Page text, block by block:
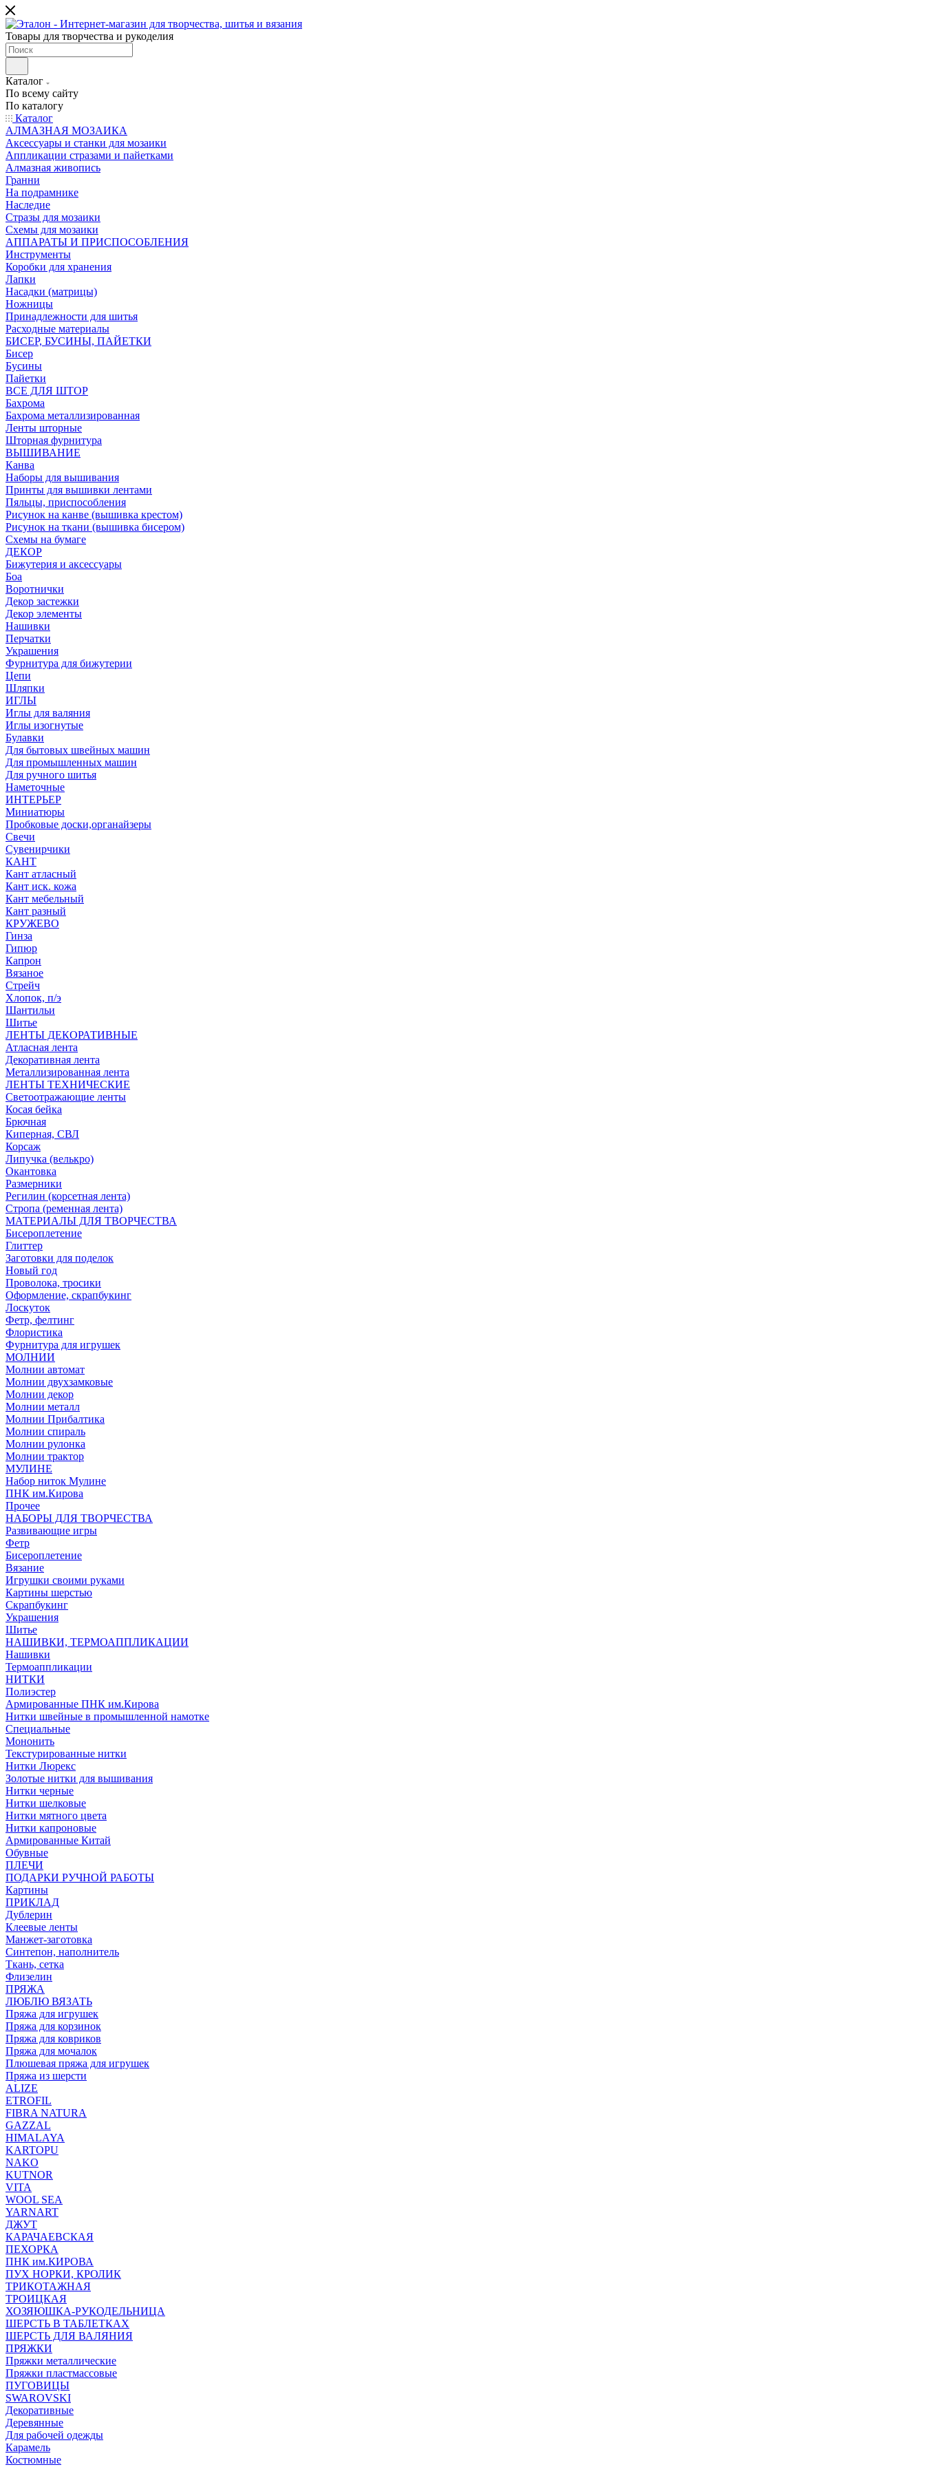
Товары для творчества и рукоделия
Каталог
По всему сайту
По каталогу
Каталог
АЛМАЗНАЯ МОЗАИКА
Аксессуары и станки для мозаики
Аппликации стразами и пайетками
Алмазная живопись
Гранни
На подрамнике
Наследие
Стразы для мозаики
Схемы для мозаики
АППАРАТЫ И ПРИСПОСОБЛЕНИЯ
Инструменты
Коробки для хранения
Лапки
Насадки (матрицы)
Ножницы
Принадлежности для шитья
Расходные материалы
БИСЕР, БУСИНЫ, ПАЙЕТКИ
Бисер
Бусины
Пайетки
ВСЕ ДЛЯ ШТОР
Бахрома
Бахрома металлизированная
Ленты шторные
Шторная фурнитура
ВЫШИВАНИЕ
Канва
Наборы для вышивания
Принты для вышивки лентами
Пяльцы, приспособления
Рисунок на канве (вышивка крестом)
Рисунок на ткани (вышивка бисером)
Схемы на бумаге
ДЕКОР
Бижутерия и аксессуары
Боа
Воротнички
Декор застежки
Декор элементы
Нашивки
Перчатки
Украшения
Фурнитура для бижутерии
Цепи
Шляпки
ИГЛЫ
Иглы для валяния
Иглы изогнутые
Булавки
Для бытовых швейных машин
Для промышленных машин
Для ручного шитья
Наметочные
ИНТЕРЬЕР
Миниатюры
Пробковые доски,органайзеры
Свечи
Сувенирчики
КАНТ
Кант атласный
Кант иск. кожа
Кант мебельный
Кант разный
КРУЖЕВО
Гинза
Гипюр
Капрон
Вязаное
Стрейч
Хлопок, п/э
Шантильи
Шитье
ЛЕНТЫ ДЕКОРАТИВНЫЕ
Атласная лента
Декоративная лента
Металлизированная лента
ЛЕНТЫ ТЕХНИЧЕСКИЕ
Светоотражающие ленты
Косая бейка
Брючная
Киперная, СВЛ
Корсаж
Липучка (велькро)
Окантовка
Размерники
Регилин (корсетная лента)
Стропа (ременная лента)
МАТЕРИАЛЫ ДЛЯ ТВОРЧЕСТВА
Бисероплетение
Глиттер
Заготовки для поделок
Новый год
Проволока, тросики
Оформление, скрапбукинг
Лоскуток
Фетр, фелтинг
Флористика
Фурнитура для игрушек
МОЛНИИ
Молнии автомат
Молнии двухзамковые
Молнии декор
Молнии металл
Молнии Прибалтика
Молнии спираль
Молнии рулонка
Молнии трактор
МУЛИНЕ
Набор ниток Мулине
ПНК им.Кирова
Прочее
НАБОРЫ ДЛЯ ТВОРЧЕСТВА
Развивающие игры
Фетр
Бисероплетение
Вязание
Игрушки своими руками
Картины шерстью
Скрапбукинг
Украшения
Шитье
НАШИВКИ, ТЕРМОАППЛИКАЦИИ
Нашивки
Термоаппликации
НИТКИ
Полиэстер
Армированные ПНК им.Кирова
Нитки швейные в промышленной намотке
Специальные
Мононить
Текстурированные нитки
Нитки Люрекс
Золотые нитки для вышивания
Нитки черные
Нитки шелковые
Нитки мятного цвета
Нитки капроновые
Армированные Китай
Обувные
ПЛЕЧИ
ПОДАРКИ РУЧНОЙ РАБОТЫ
Картины
ПРИКЛАД
Дублерин
Клеевые ленты
Манжет-заготовка
Синтепон, наполнитель
Ткань, сетка
Флизелин
ПРЯЖА
ЛЮБЛЮ ВЯЗАТЬ
Пряжа для игрушек
Пряжа для корзинок
Пряжа для ковриков
Пряжа для мочалок
Плюшевая пряжа для игрушек
Пряжа из шерсти
ALIZE
ETROFIL
FIBRA NATURA
GAZZAL
HIMALAYA
KARTOPU
NAKO
KUTNOR
VITA
WOOL SEA
YARNART
ДЖУТ
КАРАЧАЕВСКАЯ
ПЕХОРКА
ПНК им.КИРОВА
ПУХ НОРКИ, КРОЛИК
ТРИКОТАЖНАЯ
ТРОИЦКАЯ
ХОЗЯЮШКА-РУКОДЕЛЬНИЦА
ШЕРСТЬ В ТАБЛЕТКАХ
ШЕРСТЬ ДЛЯ ВАЛЯНИЯ
ПРЯЖКИ
Пряжки металлические
Пряжки пластмассовые
ПУГОВИЦЫ
SWAROVSKI
Декоративные
Деревянные
Для рабочей одежды
Карамель
Костюмные